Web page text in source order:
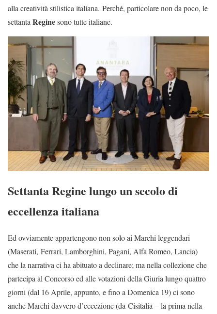
alla creatività stilistica italiana. Perché, particolare non da poco, le
settanta Reginesono tutte italiane.
Settanta Regine lungo un secolo di
eccellenza italiana
Ed ovviamente appartengono non solo ai Marchi leggendari
(Maserati, Ferrari, Lamborghini, Pagani, Alfa Romeo, Lancia)
che la narrativa ci ha abituato a declinare; ma nella collezione che
partecipa al Concorso ed alle votazioni della Giuria lungo quattro
giorni (dal 16 Aprile, appunto, e fino a Domenica 19) ci sono
anche Marchi davvero d’eccezione (da Cisitalia – la prima nella